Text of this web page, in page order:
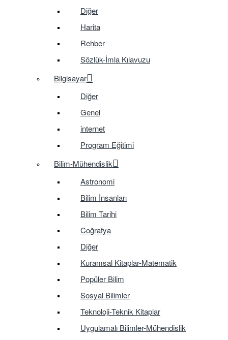
Diğer
Harita
Rehber
Sözlük-İmla Kılavuzu
Bilgisayar
Diğer
Genel
internet
Program Eğitimi
Bilim-Mühendislik
Astronomi
Bilim İnsanları
Bilim Tarihi
Coğrafya
Diğer
Kuramsal Kitaplar-Matematik
Popüler Bilim
Sosyal Bilimler
Teknoloji-Teknik Kitaplar
Uygulamalı Bilimler-Mühendislik